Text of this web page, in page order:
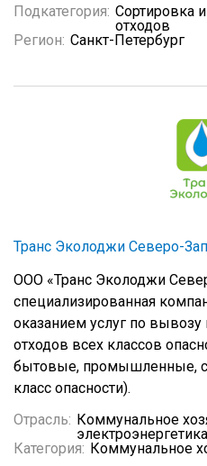
Подкатегория: Сортировка
отходов
Регион: Санкт-Петербург
Транс Эколоджи Северо-
ООО «Транс Эколоджи
специализированная
оказанием услуг по
отходов всех классов
бытовые, промышленные,
класс опасности).
Отрасль: Коммунальное
электроэнергетика
Категория: Коммунальное